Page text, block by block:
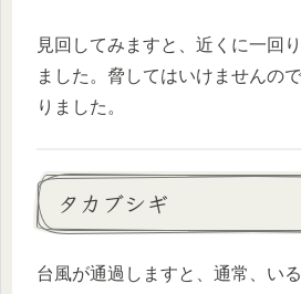
見回してみますと、近くに一回
ました。脅してはいけませんの
りました。
タカブシギ
台風が通過しますと、通常、い